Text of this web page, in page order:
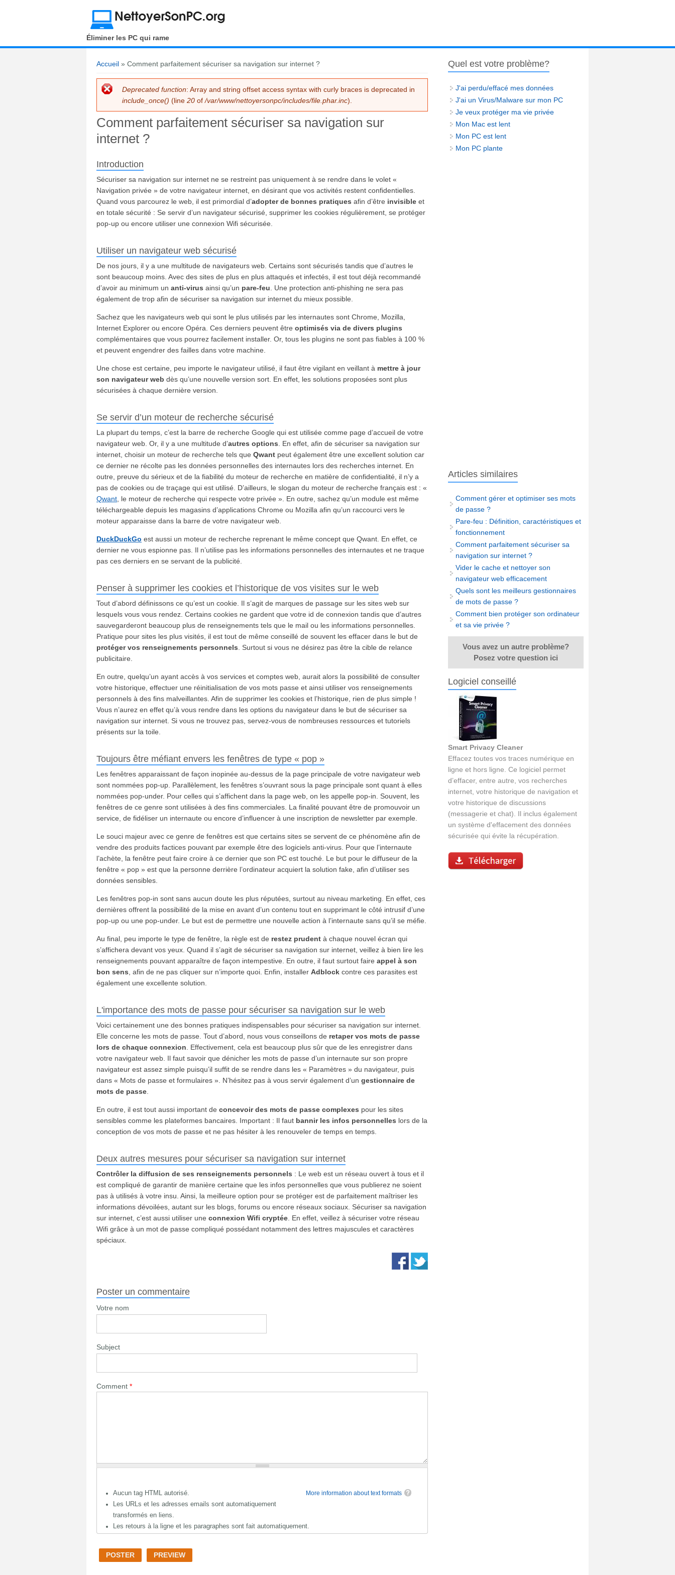
Éliminer les PC qui rame
Accueil » Comment parfaitement sécuriser sa navigation sur internet ?
Error message
Deprecated function: Array and string offset access syntax with curly braces is deprecated in
include_once() (line 20 of/var/www/nettoyersonpc/includes/file.phar.inc).
Comment parfaitement sécuriser sa navigation sur
internet ?
Introduction
Sécuriser sa navigation sur internet ne se restreint pas uniquement à se rendre dans le volet «
Navigation privée » de votre navigateur internet, en désirant que vos activités restent confidentielles.
Quand vous parcourez le web, il est primordial d’adopter de bonnes pratiques afin d’être invisible et
en totale sécurité : Se servir d’un navigateur sécurisé, supprimer les cookies régulièrement, se protéger
pop-up ou encore utiliser une connexion Wifi sécurisée.
Utiliser un navigateur web sécurisé
De nos jours, il y a une multitude de navigateurs web. Certains sont sécurisés tandis que d’autres le
sont beaucoup moins. Avec des sites de plus en plus attaqués et infectés, il est tout déjà recommandé
d’avoir au minimum un anti-virus ainsi qu’un pare-feu . Une protection anti-phishing ne sera pas
également de trop afin de sécuriser sa navigation sur internet du mieux possible.
Sachez que les navigateurs web qui sont le plus utilisés par les internautes sont Chrome, Mozilla,
Internet Explorer ou encore Opéra. Ces derniers peuvent être optimisés via de divers plugins
complémentaires que vous pourrez facilement installer. Or, tous les plugins ne sont pas fiables à 100 %
et peuvent engendrer des failles dans votre machine.
Une chose est certaine, peu importe le navigateur utilisé, il faut être vigilant en veillant à mettre à jour
son navigateur web dès qu’une nouvelle version sort. En effet, les solutions proposées sont plus
sécurisées à chaque dernière version.
Se servir d’un moteur de recherche sécurisé
La plupart du temps, c’est la barre de recherche Google qui est utilisée comme page d’accueil de votre
navigateur web. Or, il y a une multitude d’autres options . En effet, afin de sécuriser sa navigation sur
internet, choisir un moteur de recherche tels que Qwant peut également être une excellent solution car
ce dernier ne récolte pas les données personnelles des internautes lors des recherches internet. En
outre, preuve du sérieux et de la fiabilité du moteur de recherche en matière de confidentialité, il n’y a
pas de cookies ou de traçage qui est utilisé. D’ailleurs, le slogan du moteur de recherche français est : «
Qwant , le moteur de recherche qui respecte votre privée ». En outre, sachez qu’un module est même
téléchargeable depuis les magasins d’applications Chrome ou Mozilla afin qu’un raccourci vers le
moteur apparaisse dans la barre de votre navigateur web.
DuckDuckGo est aussi un moteur de recherche reprenant le même concept que Qwant. En effet, ce
dernier ne vous espionne pas. Il n’utilise pas les informations personnelles des internautes et ne traque
pas ces derniers en se servant de la publicité.
Penser à supprimer les cookies et l’historique de vos visites sur le web
Tout d’abord définissons ce qu’est un cookie. Il s’agit de marques de passage sur les sites web sur
lesquels vous vous rendez. Certains cookies ne gardent que votre id de connexion tandis que d’autres
sauvegarderont beaucoup plus de renseignements tels que le mail ou les informations personnelles.
Pratique pour sites les plus visités, il est tout de même conseillé de souvent les effacer dans le but de
protéger vos renseignements personnels . Surtout si vous ne désirez pas être la cible de relance
publicitaire.
En outre, quelqu’un ayant accès à vos services et comptes web, aurait alors la possibilité de consulter
votre historique, effectuer une réinitialisation de vos mots passe et ainsi utiliser vos renseignements
personnels à des fins malveillantes. Afin de supprimer les cookies et l’historique, rien de plus simple !
Vous n’aurez en effet qu’à vous rendre dans les options du navigateur dans le but de sécuriser sa
navigation sur internet. Si vous ne trouvez pas, servez-vous de nombreuses ressources et tutoriels
présents sur la toile.
Toujours être méfiant envers les fenêtres de type « pop »
Les fenêtres apparaissant de façon inopinée au-dessus de la page principale de votre navigateur web
sont nommées pop-up. Parallèlement, les fenêtres s’ouvrant sous la page principale sont quant à elles
nommées pop-under. Pour celles qui s’affichent dans la page web, on les appelle pop-in. Souvent, les
fenêtres de ce genre sont utilisées à des fins commerciales. La finalité pouvant être de promouvoir un
service, de fidéliser un internaute ou encore d’influencer à une inscription de newsletter par exemple.
Le souci majeur avec ce genre de fenêtres est que certains sites se servent de ce phénomène afin de
vendre des produits factices pouvant par exemple être des logiciels anti-virus. Pour que l’internaute
l’achète, la fenêtre peut faire croire à ce dernier que son PC est touché. Le but pour le diffuseur de la
fenêtre « pop » est que la personne derrière l’ordinateur acquiert la solution fake, afin d’utiliser ses
données sensibles.
Les fenêtres pop-in sont sans aucun doute les plus réputées, surtout au niveau marketing. En effet, ces
dernières offrent la possibilité de la mise en avant d’un contenu tout en supprimant le côté intrusif d’une
pop-up ou une pop-under. Le but est de permettre une nouvelle action à l’internaute sans qu’il se méfie.
Au final, peu importe le type de fenêtre, la règle est de restez prudent à chaque nouvel écran qui
s’affichera devant vos yeux. Quand il s’agit de sécuriser sa navigation sur internet, veillez à bien lire les
renseignements pouvant apparaître de façon intempestive. En outre, il faut surtout faire appel à son
bon sens , afin de ne pas cliquer sur n’importe quoi. Enfin, installer Adblock contre ces parasites est
également une excellente solution.
L'importance des mots de passe pour sécuriser sa navigation sur le web
Voici certainement une des bonnes pratiques indispensables pour sécuriser sa navigation sur internet.
Elle concerne les mots de passe. Tout d’abord, nous vous conseillons de retaper vos mots de passe
lors de chaque connexion . Effectivement, cela est beaucoup plus sûr que de les enregistrer dans
votre navigateur web. Il faut savoir que dénicher les mots de passe d’un internaute sur son propre
navigateur est assez simple puisqu’il suffit de se rendre dans les « Paramètres » du navigateur, puis
dans « Mots de passe et formulaires ». N’hésitez pas à vous servir également d’un gestionnaire de
mots de passe
En outre, il est tout aussi important de concevoir des mots de passe complexes pour les sites
sensibles comme les plateformes bancaires. Important : Il faut bannir les infos personnelles lors de la
conception de vos mots de passe et ne pas hésiter à les renouveler de temps en temps.
Deux autres mesures pour sécuriser sa navigation sur internet
Contrôler la diffusion de ses renseignements personnels : Le web est un réseau ouvert à tous et il
est compliqué de garantir de manière certaine que les infos personnelles que vous publierez ne soient
pas à utilisés à votre insu. Ainsi, la meilleure option pour se protéger est de parfaitement maîtriser les
informations dévoilées, autant sur les blogs, forums ou encore réseaux sociaux. Sécuriser sa navigation
sur internet, c’est aussi utiliser une connexion Wifi cryptée . En effet, veillez à sécuriser votre réseau
Wifi grâce à un mot de passe compliqué possédant notamment des lettres majuscules et caractères
spéciaux.
Poster un commentaire
Votre nom
Subject
Comment *
More information about text formats
Aucun tag HTML autorisé.
Les URLs et les adresses emails sont automatiquement
transformés en liens.
Les retours à la ligne et les paragraphes sont fait automatiquement.
Quel est votre problème?
J'ai perdu/effacé mes données
J'ai un Virus/Malware sur mon PC
Je veux protéger ma vie privée
Mon Mac est lent
Mon PC est lent
Mon PC plante
Articles similaires
Comment gérer et optimiser ses mots
de passe ?
Pare-feu : Définition, caractéristiques et
fonctionnement
Comment parfaitement sécuriser sa
navigation sur internet ?
Vider le cache et nettoyer son
navigateur web efficacement
Quels sont les meilleurs gestionnaires
de mots de passe ?
Comment bien protéger son ordinateur
et sa vie privée ?
Vous avez un autre problème?
Posez votre question ici
Logiciel conseillé
Smart Privacy Cleaner
Effacez toutes vos traces numérique en
ligne et hors ligne. Ce logiciel permet
d’effacer, entre autre, vos recherches
internet, votre historique de navigation et
votre historique de discussions
(messagerie et chat). Il inclus également
un système d'effacement des données
sécurisée qui évite la récupération.